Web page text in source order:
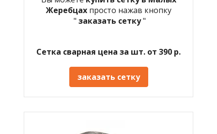
Жеребцах просто нажав кнопку
" заказать сетку"
Сетка сварная цена за шт. от 390 р.
заказать сетку